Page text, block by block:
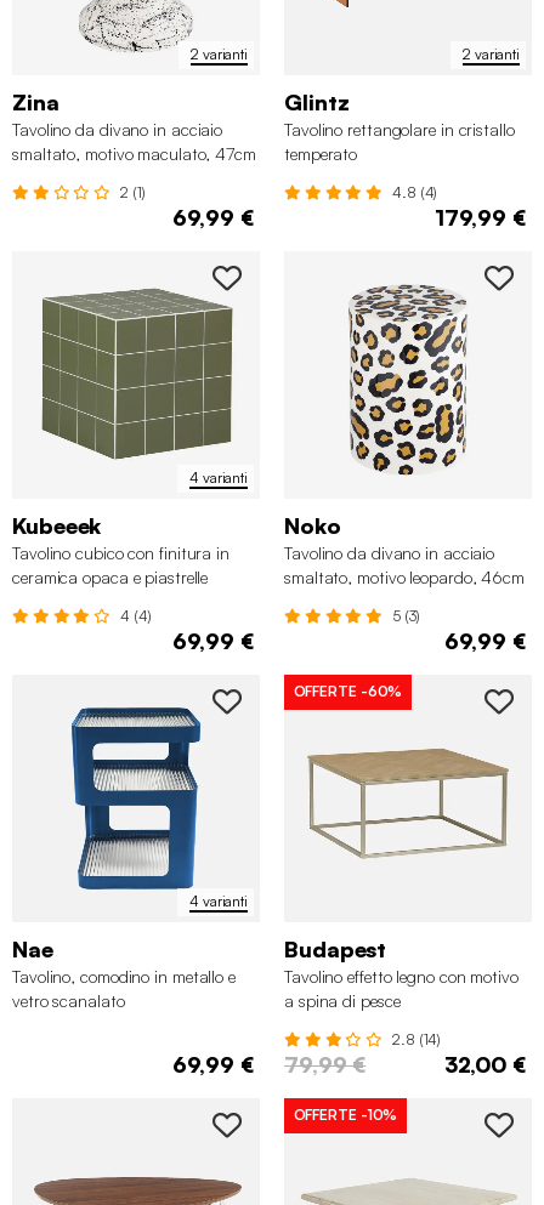
2 varianti
Zina
Tavolino da divano in acciaio
smaltato, motivo maculato, 47cm
2 (1)
69,99 €
2 varianti
Glintz
Tavolino rettangolare in cristallo
temperato
4.8 (4)
179,99 €
4 varianti
Kubeeek
Tavolino cubico con finitura in
ceramica opaca e piastrelle
4 (4)
69,99 €
Noko
Tavolino da divano in acciaio
smaltato, motivo leopardo, 46cm
5 (3)
69,99 €
4 varianti
Nae
Tavolino, comodino in metallo e
vetro scanalato
69,99 €
OFFERTE -60%
Budapest
Tavolino effetto legno con motivo
a spina di pesce
2.8 (14)
79,99 € 32,00 €
OFFERTE -10%